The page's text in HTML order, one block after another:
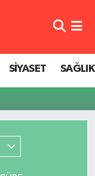
SİYASET SAĞLIK